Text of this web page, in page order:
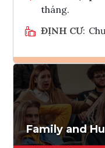
tháng.
ĐỊNH CƯ:
Family and